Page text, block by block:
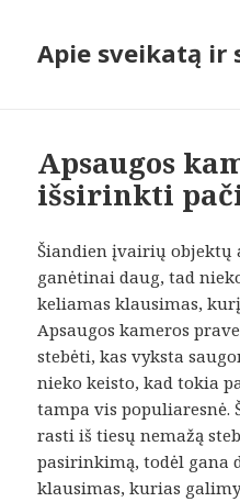
Apie sveikatą ir
Apsaugos
išsirinkti
Šiandien įvairių objektų
ganėtinai daug, tad
keliamas klausimas,
Apsaugos kameros
stebėti, kas vyksta
nieko keisto, kad tokia
tampa vis populiaresnė.
rasti iš tiesų nemažą
pasirinkimą, todėl gana
klausimas, kurias